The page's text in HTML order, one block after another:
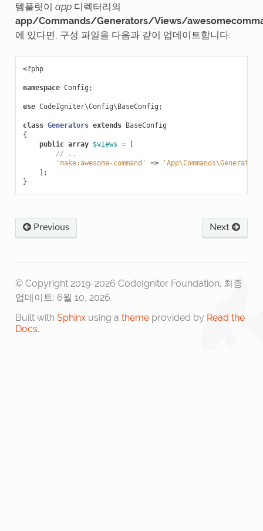
템플릿이 app디렉터리의
app/Commands/Generators/Views/
에 있다면, 구성 파일을 다음과 같이 업데이트합니다:
<?php
namespace Config ;
use CodeIgniter\Config\BaseConfig ;
class Generators extends BaseConfig
{
public array $views =
[
// ..
'make:awesome-command'
=>
];
}
Previous Next
© Copyright 2019-2026 CodeIgniter Foundation. 최종
업데이트: 6월 10, 2026
Built with Sphinxusing a themeprovided by Read the
Docs.